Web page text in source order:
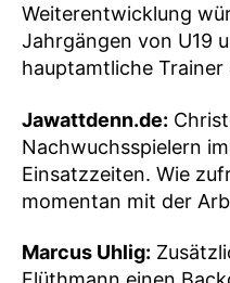
Weiterentwicklung
Jahrgängen von U19
hauptamtliche Trainer
Jawattdenn.de:
Nachwuchsspielern
Einsatzzeiten. Wie
momentan mit der
Marcus Uhlig: